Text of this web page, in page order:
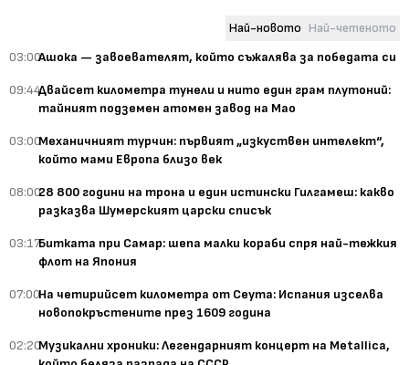
Най-новото Най-четеното
03:00Ашока — завоевателят, който съжалява за победата си
09:44Двайсет километра тунели и нито един грам плутоний:
тайният подземен атомен завод на Мао
03:00Механичният турчин: първият „изкуствен интелект“,
който мами Европа близо век
08:0028 800 години на трона и един истински Гилгамеш: какво
разказва Шумерският царски списък
03:17Битката при Самар: шепа малки кораби спря най-тежкия
флот на Япония
07:00На четирийсет километра от Сеута: Испания изселва
новопокръстените през 1609 година
02:20Музикални хроники: Легендарният концерт на Metallica,